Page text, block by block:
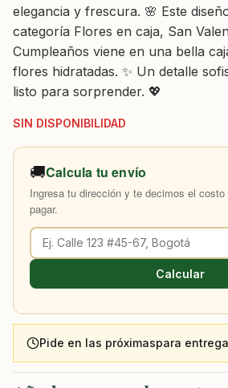
elegancia y frescura. 🌸 Este
categoría Flores en caja, San
Cumpleaños viene en una bella
flores hidratadas. ✨ Un detalle
listo para sorprender. 💖
SIN DISPONIBILIDAD
🚚Calcula tu envío
Ingresa tu dirección y te decimos el
pagar.
Calcular
Pide en las próximaspara